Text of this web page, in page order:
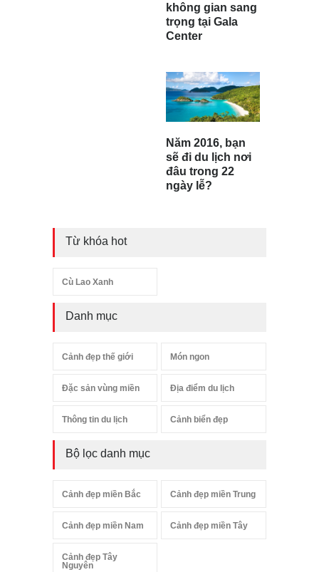
không gian sang
trọng tại Gala
Center
Năm 2016, bạn
sẽ đi du lịch nơi
đâu trong 22
ngày lễ?
Từ khóa hot
Cù Lao Xanh
Danh mục
Cảnh đẹp thế giới Món ngon
Đặc sản vùng miền Địa điểm du lịch
Thông tin du lịch Cảnh biển đẹp
Bộ lọc danh mục
Cảnh đẹp miền Bắc Cảnh đẹp miền Trung
Cảnh đẹp miền Nam Cảnh đẹp miền Tây
Cảnh đẹp Tây
Nguyên